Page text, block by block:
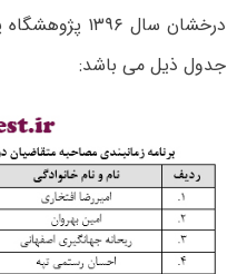
درخشان سال
جدول ذیل می باشد: